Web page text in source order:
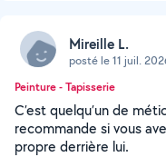
Mireille L.
posté le 11 juil.
Peinture - Tapisserie
C’est quelqu’un de
recommande si vous
propre derrière lui.